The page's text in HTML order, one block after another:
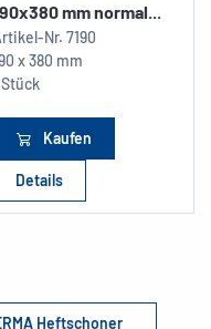
mm normal...
Nr. 7190
x 380 mm
Stück
Kaufen
Details
Heftschoner